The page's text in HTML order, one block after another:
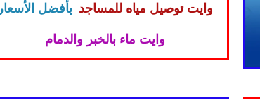
وايت توصيل مياه للمساجد بأفضل الأسعار
وايت ماء بالخبر والدمام